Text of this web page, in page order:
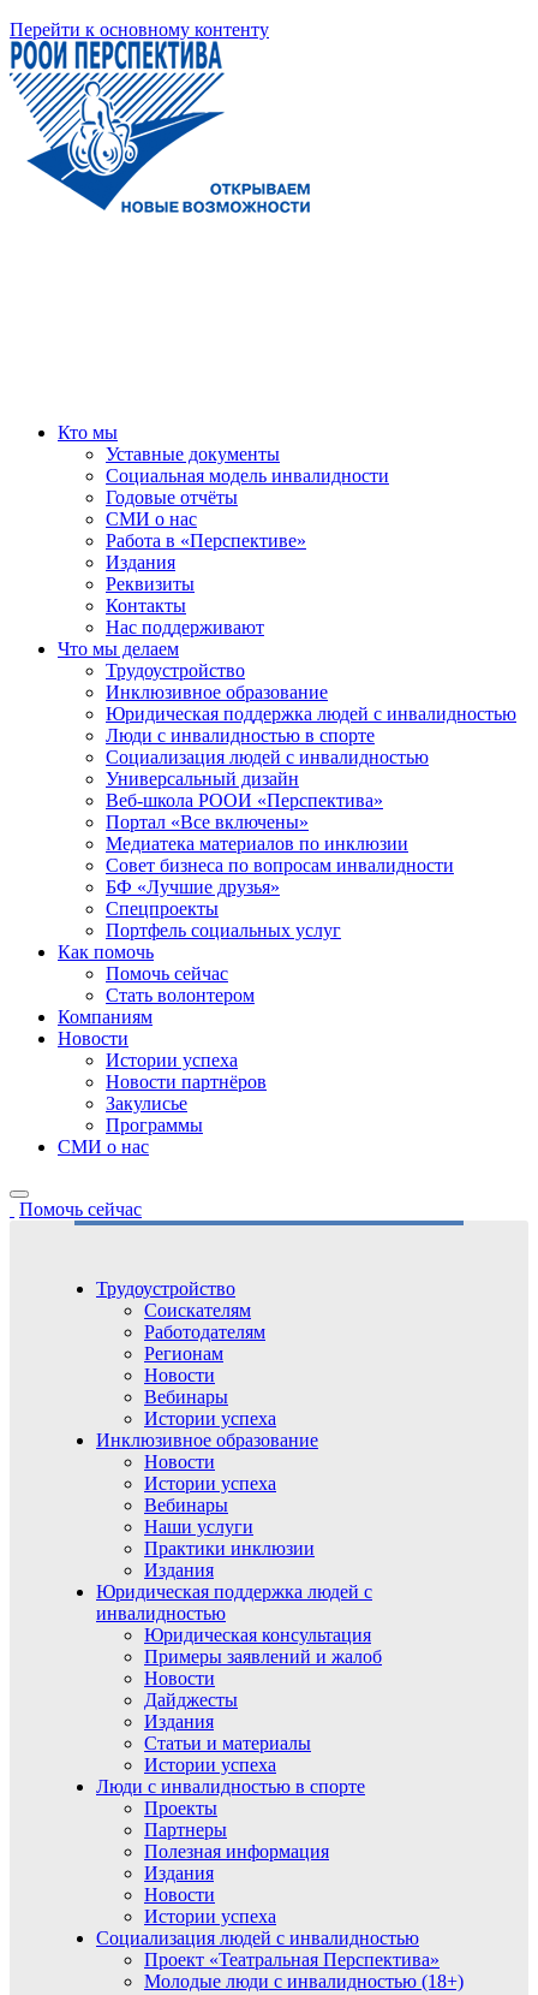
Перейти к основному контенту
Кто мы
Уставные документы
Социальная модель инвалидности
Годовые отчёты
СМИ о нас
Работа в «Перспективе»
Издания
Реквизиты
Контакты
Нас поддерживают
Что мы делаем
Трудоустройство
Инклюзивное образование
Юридическая поддержка людей с инвалидностью
Люди с инвалидностью в спорте
Социализация людей с инвалидностью
Универсальный дизайн
Веб-школа РООИ «Перспектива»
Портал «Все включены»
Медиатека материалов по инклюзии
Совет бизнеса по вопросам инвалидности
БФ «Лучшие друзья»
Спецпроекты
Портфель социальных услуг
Как помочь
Помочь сейчас
Стать волонтером
Компаниям
Новости
Истории успеха
Новости партнёров
Закулисье
Программы
СМИ о нас
Помочь сейчас
Трудоустройство
Соискателям
Работодателям
Регионам
Новости
Вебинары
Истории успеха
Инклюзивное образование
Новости
Истории успеха
Вебинары
Наши услуги
Практики инклюзии
Издания
Юридическая поддержка людей с
инвалидностью
Юридическая консультация
Примеры заявлений и жалоб
Новости
Дайджесты
Издания
Статьи и материалы
Истории успеха
Люди с инвалидностью в спорте
Проекты
Партнеры
Полезная информация
Издания
Новости
Истории успеха
Социализация людей с инвалидностью
Проект «Театральная Перспектива»
Молодые люди с инвалидностью (18+)